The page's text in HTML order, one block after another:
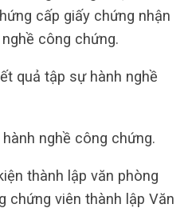
cấp giấy chứng nhận
công chứng.
quả tập sự hành nghề
nghề công chứng.
thành lập văn phòng
chứng viên thành lập Văn